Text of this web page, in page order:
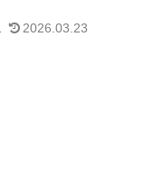
2026.03.23